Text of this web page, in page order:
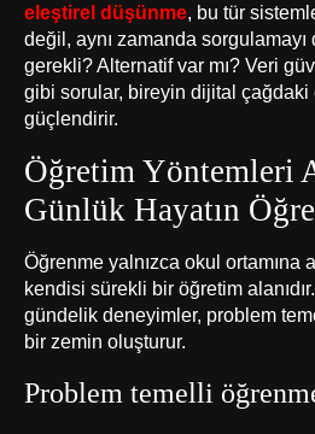
eleştirel düşünme, bu tür
değil, aynı zamanda sorgulamayı
gerekli? Alternatif var mı? Veri
gibi sorular, bireyin dijital çağdaki
güçlendirir.
Öğretim Yöntemleri
Günlük Hayatın
Öğrenme yalnızca okul ortamına
kendisi sürekli bir öğretim
gündelik deneyimler, problem
bir zemin oluşturur.
Problem temelli